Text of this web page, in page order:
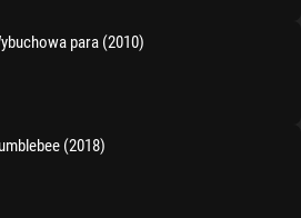
para (2010)
(2018)